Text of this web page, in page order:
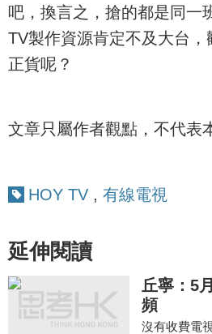
吧，換言之，搶的都是同一
TV製作資源肯定不及大台
正貨呢？
文章只屬作者觀點，不代表
HOY TV , 有線電視
延伸閱讀
丘寧：5
頻
沒有收費電